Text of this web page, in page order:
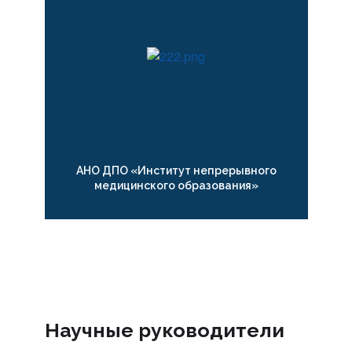
АНО ДПО «Институт непрерывного
медицинского образования»
Научные руководители